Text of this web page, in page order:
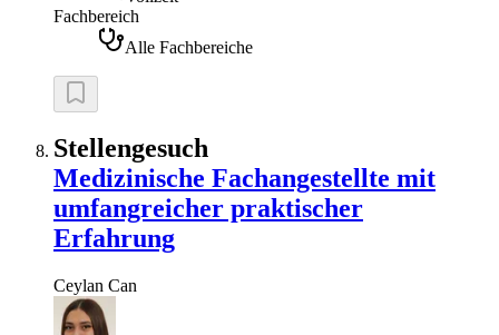
Fachbereich
Alle Fachbereiche
Stellengesuch
Medizinische Fachangestellte mit
umfangreicher praktischer
Erfahrung
Ceylan Can